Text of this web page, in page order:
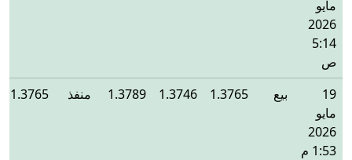
مايو
2026
5:14
ص
19
مايو
2026
1:53 م
بيع 1.3765
1.3746
1.3789 منفذ 1.3765